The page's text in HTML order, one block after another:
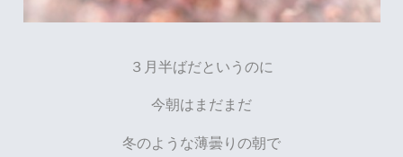
３月半ばだというのに
今朝はまだまだ
冬のような薄曇りの朝で